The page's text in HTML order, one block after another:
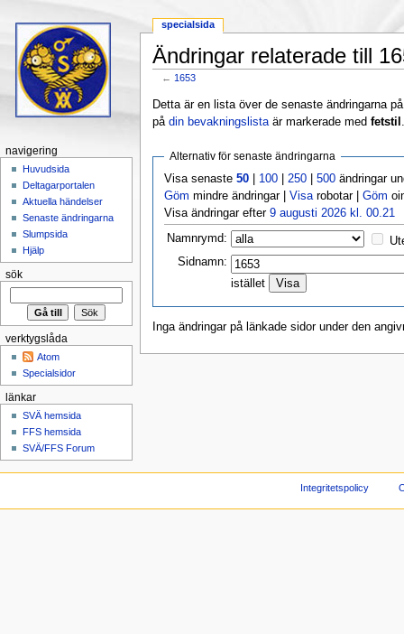
Ändringar relaterade till
← 1653
Detta är en lista över de senaste ändringarna
på din bevakningslistaär markerade med fetstil
Alternativ för senaste ändringarna
Visa senaste50 100 250 |500 ändringar
Göm mindre ändringar |Visa robotar |Göm
Visa ändringar efter9 augusti 2026 kl. 00.21
Namnrymd:
Sidnamn:
istället
Inga ändringar på länkade sidor under den
specialsida
navigering
Huvudsida
Deltagarportalen
Aktuella händelser
Senaste ändringarna
Slumpsida
Hjälp
sök
verktygslåda
Atom
Specialsidor
länkar
SVÄ hemsida
FFS hemsida
SVÄ/FFS Forum
Integritetspolicy